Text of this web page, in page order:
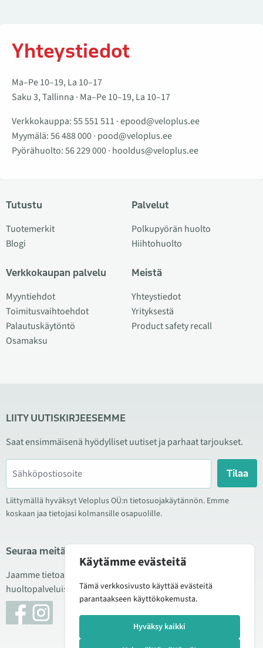
Yhteystiedot
Ma–Pe 10–19, La 10–17
Saku 3, Tallinna · Ma–Pe 10–19, La 10–17
Verkkokauppa:55 551 511 ·epood@veloplus.ee
Myymälä:56 488 000· pood@veloplus.ee
Pyörähuolto:56 229 000· hooldus@veloplus.ee
Tutustu
Tuotemerkit
Blogi
Verkkokaupan palvelu
Myyntiehdot
Toimitusvaihtoehdot
Palautuskäytöntö
Osamaksu
Palvelut
Polkupyörän huolto
Hiihtohuolto
Meistä
Yhteystiedot
Yrityksestä
Product safety recall
LIITY UUTISKIRJEESEMME
Saat ensimmäisenä hyödylliset uutiset ja parhaat tarjoukset.
Tilaa
Liittymällä hyväksyt Veloplus OÜ:n tietosuojakäytännön. Emme
koskaan jaa tietojasi kolmansille osapuolille.
Seuraa meitä sosiaalisessa mediassa
Jaamme tietoa hyvistä tarjouksista, uusista tuotteista ja
huoltopalveluista. Joskus julkaisemme myös tuote-esittelyjä.
Käytämme evästeitä
Tämä verkkosivusto käyttää evästeitä
parantaakseen käyttökokemusta.
Hyväksy kaikki